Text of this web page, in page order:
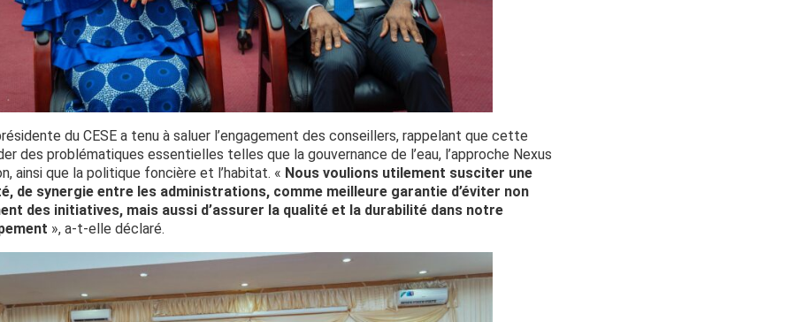
du CESE a tenu à saluer l’engagement des conseillers, rappelant que cette
des problématiques essentielles telles que la gouvernance de l’eau, l’approche Nexus
ainsi que la politique foncière et l’habitat. « Nous voulions utilement susciter une
de synergie entre les administrations, comme meilleure garantie d’éviter non
des initiatives, mais aussi d’assurer la qualité et la durabilité dans notre
», a-t-elle déclaré.